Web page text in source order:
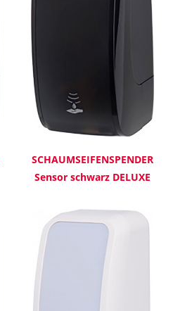
SCHAUMSEIFENSPENDER
Sensor schwarz DELUXE